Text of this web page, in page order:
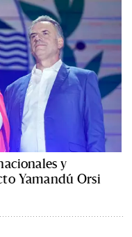
y
Yamandú Orsi